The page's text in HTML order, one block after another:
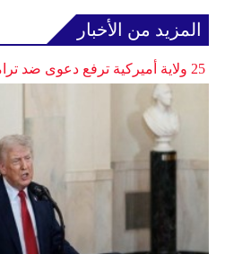
المزيد من الأخبار
25 ولاية أميركية ترفع دعوى ضد ترامب بسبب الرسوم الجمركية